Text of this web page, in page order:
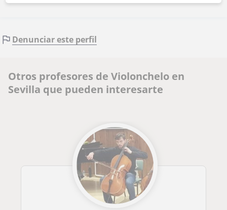
Denunciar este perfil
Otros profesores de Violonchelo en
Sevilla que pueden interesarte